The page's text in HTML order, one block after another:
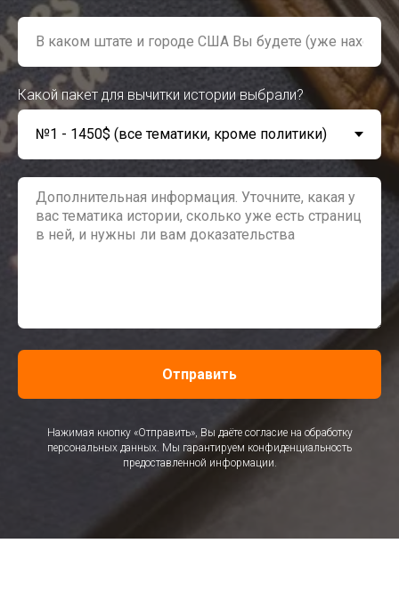
Какой пакет для вычитки истории выбрали?
Отправить
Нажимая кнопку «Отправить», Вы даёте согласие на обработку
персональных данных. Мы гарантируем конфиденциальность
предоставленной информации.